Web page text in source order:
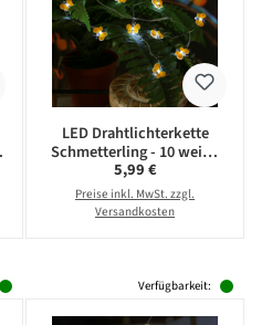
LED Drahtlichterkette
Schmetterling - 10 weiße
LED - L: 120cm -
Batteriebetrieb - für Innen
Regulärer Preis:
5,99 €
Preise inkl. MwSt. zzgl.
Versandkosten
Verfügbarkeit: